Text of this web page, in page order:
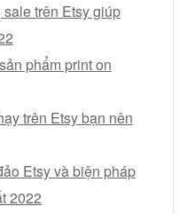
trên Etsy giúp
phẩm print on
trên Etsy bạn nên
Etsy và biện pháp
2022